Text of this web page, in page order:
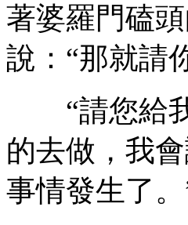
著婆羅門磕
說：“那就請
“請您給我
的去做，我
事情發生了。